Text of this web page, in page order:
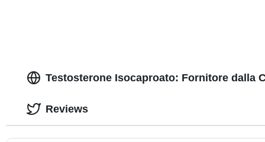
Testosterone Isocaproato: Fornitore dalla
Reviews